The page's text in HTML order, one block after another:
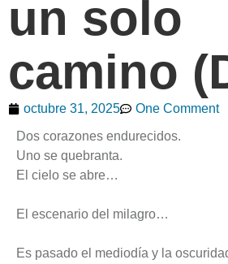
un solo
camino
octubre 31, 2025
One Comment
Dos corazones endurecidos.
Uno se quebranta.
El cielo se abre…
El escenario del milagro…
Es pasado el mediodía y la